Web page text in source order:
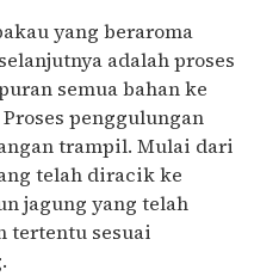
yang beraroma
adalah proses
semua bahan ke
Proses penggulungan
trampil. Mulai dari
telah diracik ke
jagung yang telah
tertentu sesuai